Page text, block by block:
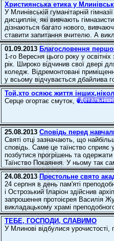
Християнська етика у
У Млинівській гуманітарній
дисциплін, які вивчають
дізнаються багато нового,
ставити запитання вчителю. А
01.09.2013 Благословення
1-го Вересня цього року у
рік. Широко відчинив свої двері
коледж. Відремонтовані
у всьому відчувається дбайлива
Той,хто осяює життя
Серце огортає смуток,
25.08.2013 Сповідь перед
Святі отці зазначають, що
сповідь. Саме це таїнство
позбутися прогрішень та
Таїнство Покаяння. У ньому так
24.08.2013Престольне свято
24 серпня в день пам'яті
і Острозький Іларіон здійснив
запрошення протоієрея Василія
викладацькому храмі
ТЕБЕ, ГОСПОДИ, СЛАВИМО
У Млинові відбулися урочистості,